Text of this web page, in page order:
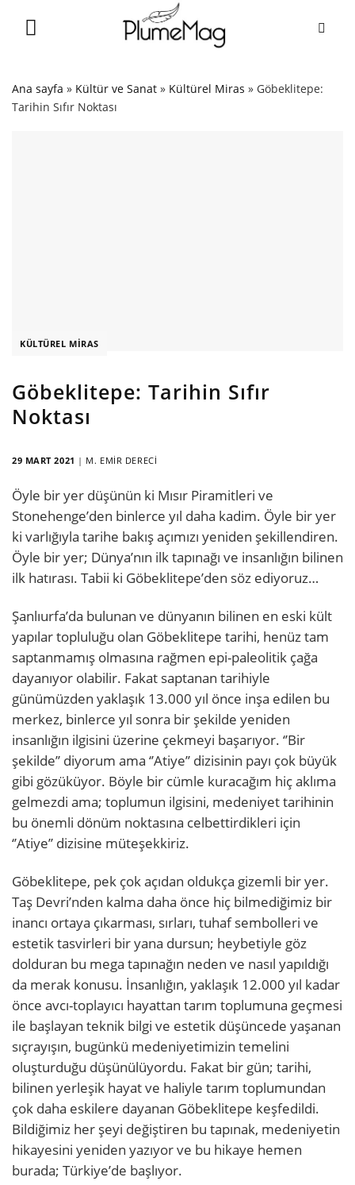
Ana sayfa » Kültür ve Sanat » Kültürel Miras » Göbeklitepe:
Tarihin Sıfır Noktası
KÜLTÜREL MIRAS
Göbeklitepe: Tarihin Sıfır
Noktası
29 MART 2021 | M. EMIR DERECI
Öyle bir yer düşünün ki Mısır Piramitleri ve
Stonehenge’den binlerce yıl daha kadim. Öyle bir yer
ki varlığıyla tarihe bakış açımızı yeniden şekillendiren.
Öyle bir yer; Dünya’nın ilk tapınağı ve insanlığın bilinen
ilk hatırası. Tabii ki Göbeklitepe’den söz ediyoruz…
Şanlıurfa’da bulunan ve dünyanın bilinen en eski kült
yapılar topluluğu olan Göbeklitepe tarihi, henüz tam
saptanmamış olmasına rağmen epi-paleolitik çağa
dayanıyor olabilir. Fakat saptanan tarihiyle
günümüzden yaklaşık 13.000 yıl önce inşa edilen bu
merkez, binlerce yıl sonra bir şekilde yeniden
insanlığın ilgisini üzerine çekmeyi başarıyor. ‘’Bir
şekilde’’ diyorum ama ‘’Atiye’’ dizisinin payı çok büyük
gibi gözüküyor. Böyle bir cümle kuracağım hiç aklıma
gelmezdi ama; toplumun ilgisini, medeniyet tarihinin
bu önemli dönüm noktasına celbettirdikleri için
‘’Atiye’’ dizisine müteşekkiriz.
Göbeklitepe, pek çok açıdan oldukça gizemli bir yer.
Taş Devri’nden kalma daha önce hiç bilmediğimiz bir
inancı ortaya çıkarması, sırları, tuhaf sembolleri ve
estetik tasvirleri bir yana dursun; heybetiyle göz
dolduran bu mega tapınağın neden ve nasıl yapıldığı
da merak konusu. İnsanlığın, yaklaşık 12.000 yıl kadar
önce avcı-toplayıcı hayattan tarım toplumuna geçmesi
ile başlayan teknik bilgi ve estetik düşüncede yaşanan
sıçrayışın, bugünkü medeniyetimizin temelini
oluşturduğu düşünülüyordu. Fakat bir gün; tarihi,
bilinen yerleşik hayat ve haliyle tarım toplumundan
çok daha eskilere dayanan Göbeklitepe keşfedildi.
Bildiğimiz her şeyi değiştiren bu tapınak, medeniyetin
hikayesini yeniden yazıyor ve bu hikaye hemen
burada; Türkiye’de başlıyor.